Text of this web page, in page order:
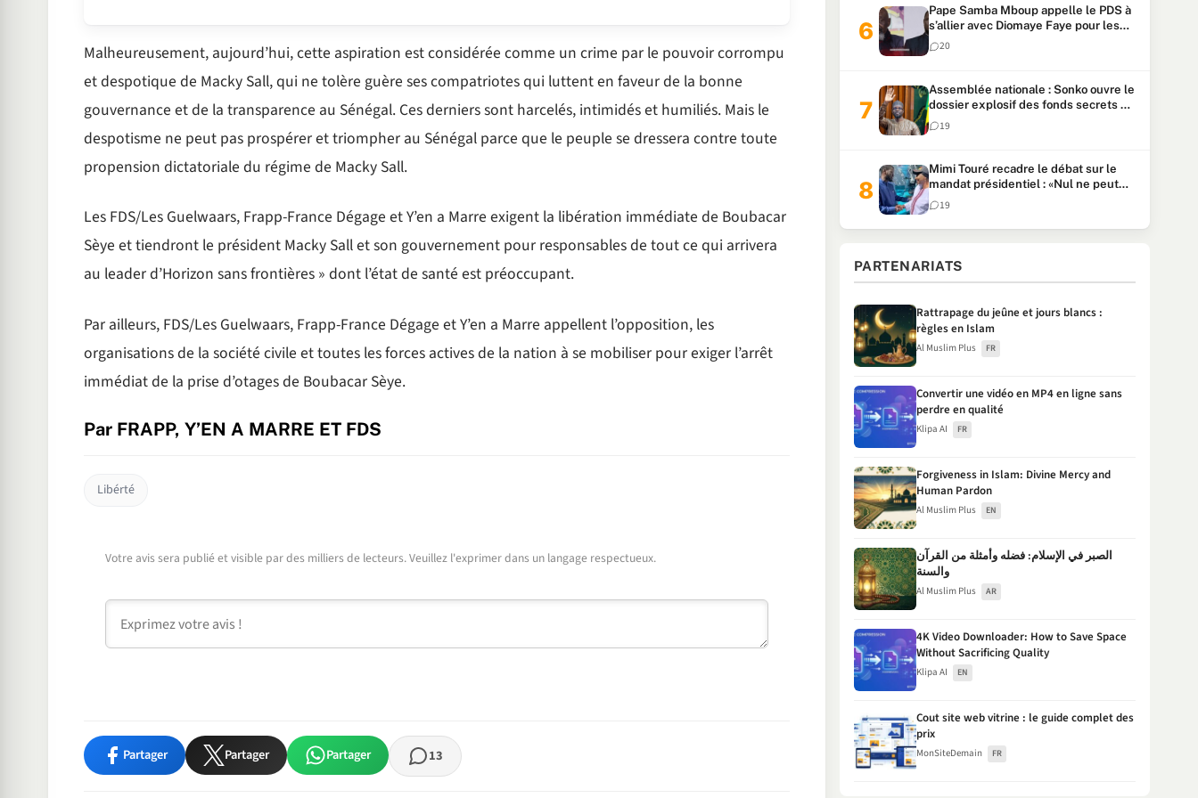
Malheureusement, aujourd’hui, cette aspiration est considérée comme un crime par le pouvoir corrompu
et despotique de Macky Sall, qui ne tolère guère ses compatriotes qui luttent en faveur de la bonne
gouvernance et de la transparence au Sénégal. Ces derniers sont harcelés, intimidés et humiliés. Mais le
despotisme ne peut pas prospérer et triompher au Sénégal parce que le peuple se dressera contre toute
propension dictatoriale du régime de Macky Sall.
Les FDS/Les Guelwaars, Frapp-France Dégage et Y’en a Marre exigent la libération immédiate de Boubacar
Sèye et tiendront le président Macky Sall et son gouvernement pour responsables de tout ce qui arrivera
au leader d’Horizon sans frontières » dont l’état de santé est préoccupant.
Par ailleurs, FDS/Les Guelwaars, Frapp-France Dégage et Y’en a Marre appellent l’opposition, les
organisations de la société civile et toutes les forces actives de la nation à se mobiliser pour exiger l’arrêt
immédiat de la prise d’otages de Boubacar Sèye.
Par FRAPP, Y’EN A MARRE ET FDS
Libérté
Votre avis sera publié et visible par des milliers de lecteurs. Veuillez l'exprimer dans un langage respectueux.
Partager Partager Partager 13
Pape Samba Mboup appelle le PDS à
s’allier avec Diomaye Faye pour les
locales et tacle Sonko
20
Assemblée nationale : Sonko ouvre le
dossier explosif des fonds secrets et
du patrimoine présidentiel
19
Mimi Touré recadre le débat sur le
mandat présidentiel : «Nul ne peut
faire plus de deux mandats
consécutifs de 5 ans»
19
PARTENARIATS
Rattrapage du jeûne et jours blancs :
règles en Islam
Al Muslim Plus FR
Convertir une vidéo en MP4 en ligne sans
perdre en qualité
Klipa AI FR
Forgiveness in Islam: Divine Mercy and
Human Pardon
Al Muslim Plus EN
الصبر في الإسلام: فضله وأمثلة من القرآن
والسنة
Al Muslim Plus AR
4K Video Downloader: How to Save Space
Without Sacrificing Quality
Klipa AI EN
Cout site web vitrine : le guide complet des
prix
MonSiteDemain FR